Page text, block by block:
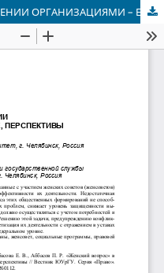
«ЖЕНСКИЙ ВОПРОС» В УПРАВЛЕНИИ ОРГАНИЗАЦИЯМИ – ЕГО РАЗВИТИЕ, ПЕРСПЕКТИВЫ